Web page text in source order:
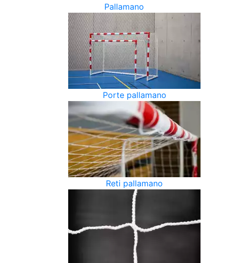
Pallamano
Porte pallamano
Reti pallamano